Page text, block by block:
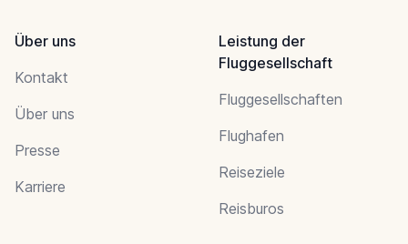
Über uns
Kontakt
Über uns
Presse
Karriere
Leistung der
Fluggesellschaft
Fluggesellschaften
Flughafen
Reiseziele
Reisburos